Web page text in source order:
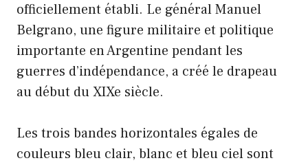
officiellement établi. Le général Manuel
Belgrano, une figure militaire et politique
importante en Argentine pendant les
guerres d’indépendance, a créé le drapeau
au début du XIXe siècle.
Les trois bandes horizontales égales de
couleurs bleu clair, blanc et bleu ciel sont